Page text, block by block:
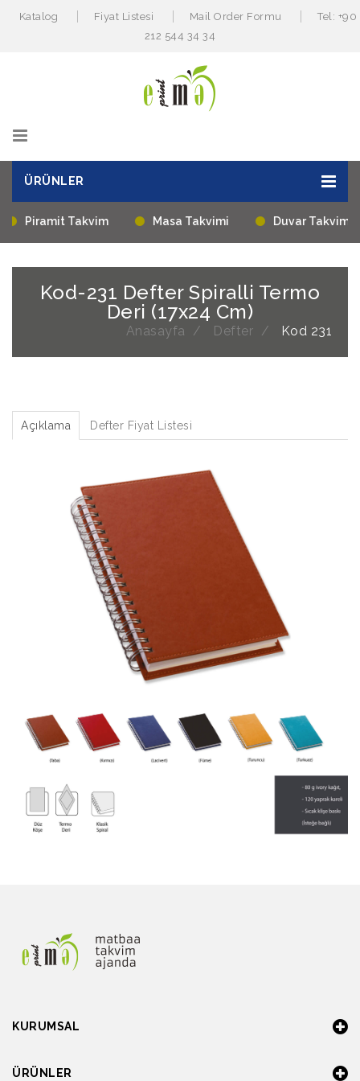
Katalog Fiyat Listesi Mail Order Formu
Tel: +90
212 544 34 34
ÜRÜNLER
Piramit Takvim Masa Takvimi Duvar Takvimi
Kod-231 Defter Spiralli Termo
Deri (17x24 Cm)
Anasayfa Defter Kod 231
Açıklama Defter Fiyat Listesi
KURUMSAL
ÜRÜNLER